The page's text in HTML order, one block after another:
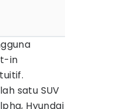
in
satu SUV
Hyundai